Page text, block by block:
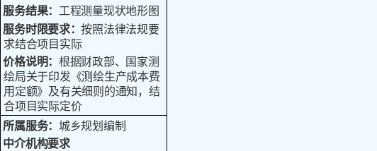
服务结果： 工程测量现状地形图
服务时限要求：按照法律法规要
求结合项目实际
价格说明：根据财政部、国家测
绘局关于印发《测绘生产成本费
用定额》及有关细则的通知，结
合项目实际定价
所属服务：城乡规划编制
中介机构要求